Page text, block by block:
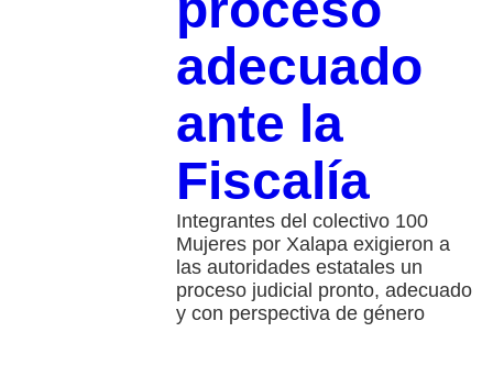
adecuado
ante la
Fiscalía
Integrantes del colectivo 100
Mujeres por Xalapa exigieron a
las autoridades estatales un
proceso judicial pronto, adecuado
y con perspectiva de género